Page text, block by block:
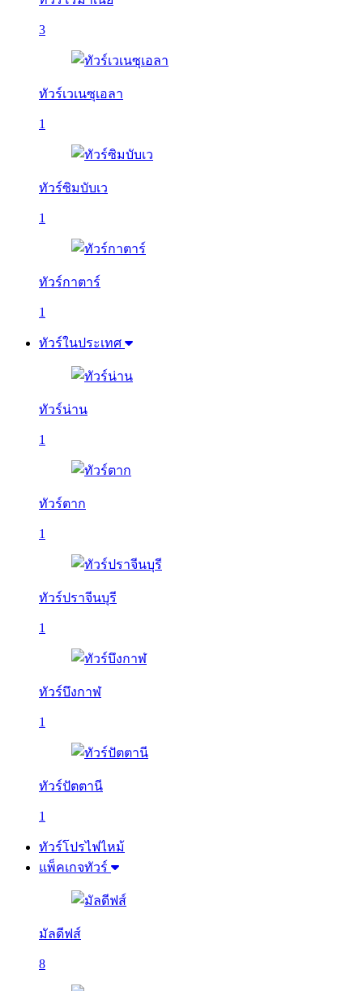
3
ทัวร์เวเนซุเอลา
1
ทัวร์ซิมบับเว
1
ทัวร์กาตาร์
1
ทัวร์ในประเทศ
ทัวร์น่าน
1
ทัวร์ตาก
1
ทัวร์ปราจีนบุรี
1
ทัวร์บึงกาฬ
1
ทัวร์ปัตตานี
1
ทัวร์โปรไฟไหม้
แพ็คเกจทัวร์
มัลดีฟส์
8